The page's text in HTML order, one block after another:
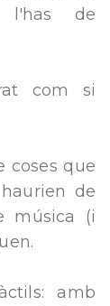
l'has de
com si
coses que
de
música (i
amb